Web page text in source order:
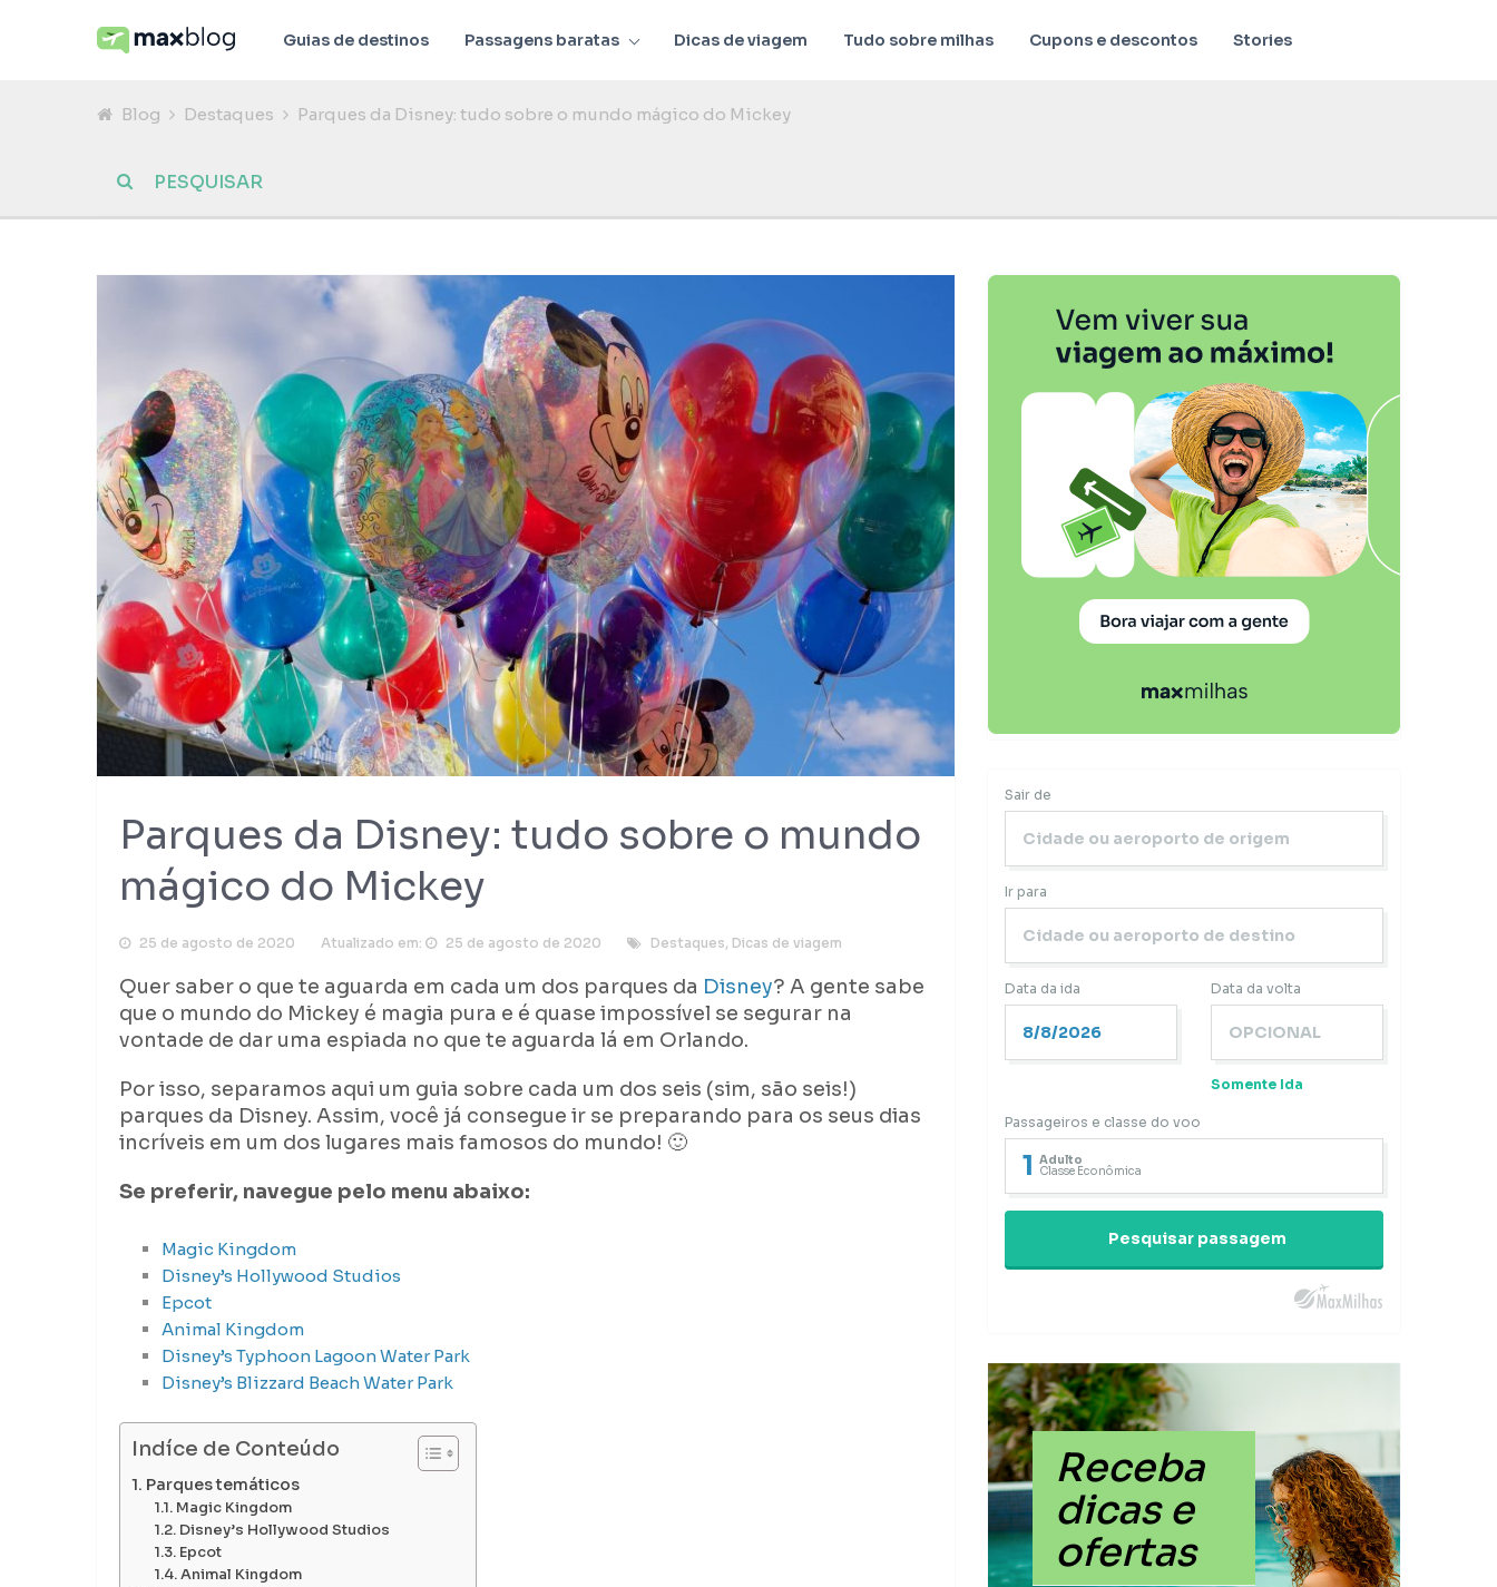
Guias de destinos Passagens baratas Dicas de viagem Tudo sobre milhas Cupons e descontos Stories
Blog Destaques Parques da Disney: tudo sobre o mundo mágico do Mickey
Parques da Disney: tudo sobre o mundo
mágico do Mickey
25 de agosto de 2020 Atualizado em: 25 de agosto de 2020 Destaques, Dicas de viagem
Quer saber o que te aguarda em cada um dos parques da Disney? A gente sabe
que o mundo do Mickey é magia pura e é quase impossível se segurar na
vontade de dar uma espiada no que te aguarda lá em Orlando.
Por isso, separamos aqui um guia sobre cada um dos seis (sim, são seis!)
parques da Disney. Assim, você já consegue ir se preparando para os seus dias
incríveis em um dos lugares mais famosos do mundo! 🙂
Se preferir, navegue pelo menu abaixo:
Magic Kingdom
Disney’s Hollywood Studios
Epcot
Animal Kingdom
Disney’s Typhoon Lagoon Water Park
Disney’s Blizzard Beach Water Park
Indíce de Conteúdo
Parques temáticos
Magic Kingdom
Disney’s Hollywood Studios
Epcot
Animal Kingdom
Sair de
Ir para
Data da ida Data da volta
Somente Ida
Passageiros e classe do voo
1 Adulto
Classe Econômica
Pesquisar passagem
Receba
dicas e
ofertas